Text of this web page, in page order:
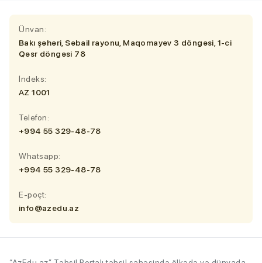
Ünvan:
Bakı şəhəri, Səbail rayonu, Maqomayev 3 döngəsi, 1-ci
Qəsr döngəsi 78
İndeks:
AZ 1001
Telefon:
+994 55 329-48-78
Whatsapp:
+994 55 329-48-78
E-poçt:
info@azedu.az